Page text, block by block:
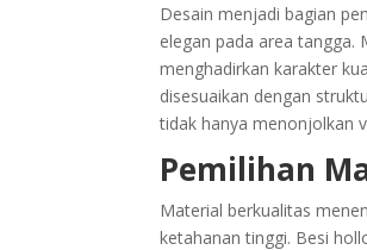
Desain menjadi bagian
elegan pada area tangga.
menghadirkan karakter
disesuaikan dengan
tidak hanya menonjolkan
Pemilihan
Material berkualitas
ketahanan tinggi. Besi